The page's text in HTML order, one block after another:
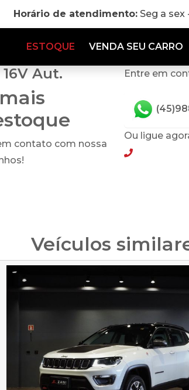
Horário de atendimento: Seg a
ESTOQUE VENDA SEU CARRO
Aut.
contato com nossa
Entre em
Ou ligue
Veículos